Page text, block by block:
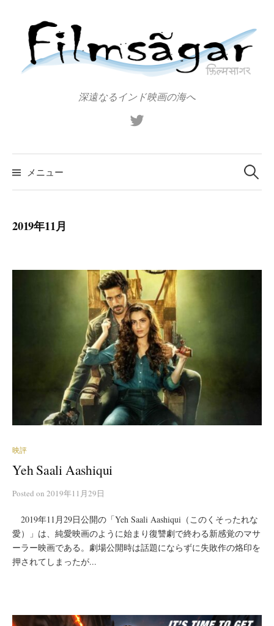
プ
深遠なるインド映画の海へ
メニュー
検
索:
2019年11月
映評
Yeh Saali Aashiqui
Posted on 2019年11月29日
2019年11月29日公開の「Yeh Saali Aashiqui（このくそったれな
愛）」は、純愛映画のように始まり復讐劇で終わる新感覚のマサ
ーラー映画である。劇場公開時は話題にならずに失敗作の烙印を
押されてしまったが...